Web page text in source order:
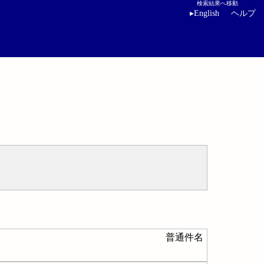
検索結果へ移動
▸English ヘルプ
普通件名